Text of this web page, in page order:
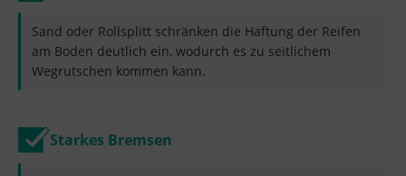
Sand oder Rollsplitt schränken die Haftung der Reifen
am Boden deutlich ein, wodurch es zu seitlichem
Wegrutschen kommen kann.
Starkes Bremsen